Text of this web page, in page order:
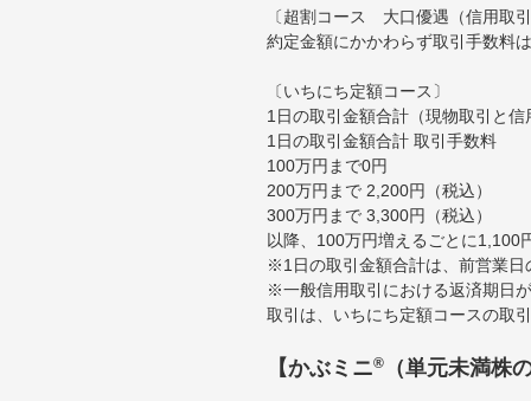
〔超割コース 大口優遇（信用取
約定金額にかかわらず取引手数料
〔いちにち定額コース〕
1日の取引金額合計（現物取引と
1日の取引金額合計 取引手数料
100万円まで0円
200万円まで 2,200円（税込）
300万円まで 3,300円（税込）
以降、100万円増えるごとに1,100
※1日の取引金額合計は、前営業日
※一般信用取引における返済期日
取引は、いちにち定額コースの取
【かぶミニ® （単元未満株